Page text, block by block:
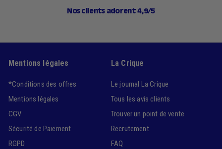
Nos clients adorent 4,9/5
Mentions légales
*Conditions des offres
Mentions légales
CGV
Sécurité de Paiement
RGPD
La Crique
Le journal La Crique
Tous les avis clients
Trouver un point de vente
Recrutement
FAQ